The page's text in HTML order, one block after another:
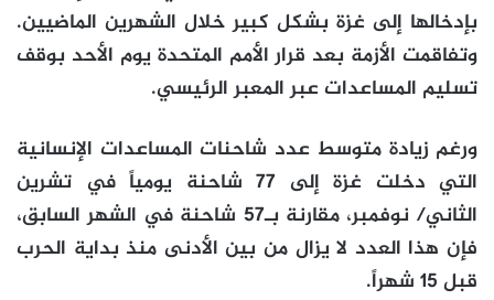
بإدخالها إلى غزة بشكل كبير خلال الشهرين الماضيين.
وتفاقمت الأزمة بعد قرار الأمم المتحدة يوم الأحد بوقف
تسليم المساعدات عبر المعبر الرئيسي.
ورغم زيادة متوسط عدد شاحنات المساعدات الإنسانية
التي دخلت غزة إلى 77 شاحنة يومياً في تشرين
الثاني/ نوفمبر، مقارنة بـ57 شاحنة في الشهر السابق،
فإن هذا العدد لا يزال من بين الأدنى منذ بداية الحرب
قبل 15 شهراً.